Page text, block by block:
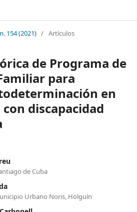
154 (2021) / Artículos
de Programa de
para
en
discapacidad
de Cuba
Urbano Noris, Holguín